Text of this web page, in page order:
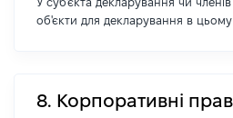
об'єкти для декларування в цьому
8. Корпоративні